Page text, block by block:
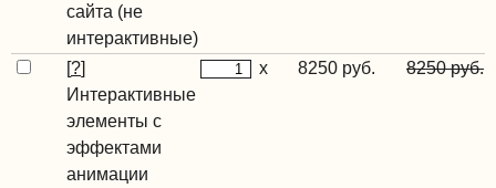
сайта (не
интерактивные)
[?]
Интерактивные
элементы с
эффектами
анимации
x 8250 руб. 8250 руб.